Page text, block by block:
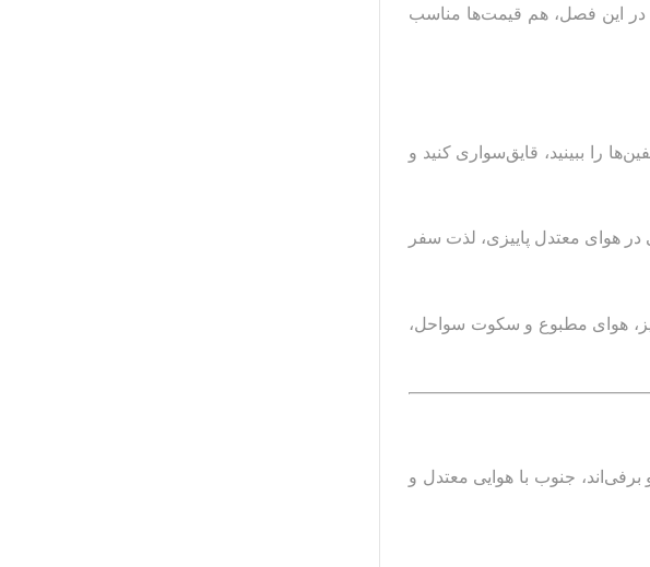
در این فصل، هم قیمت‌ها مناسب
را ببینید، قایق‌سواری کنید و
هوای معتدل پاییزی، لذت سفر
هوای مطبوع و سکوت سواحل،
جنوب با هوایی معتدل و